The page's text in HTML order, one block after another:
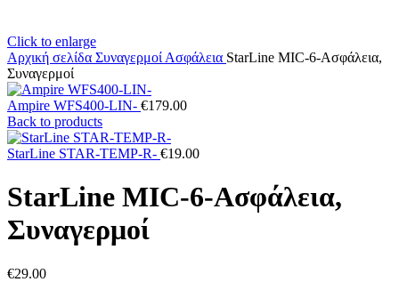
Click to enlarge
Αρχική σελίδα Συναγερμοί Ασφάλεια StarLine MIC-6-Ασφάλεια,
Συναγερμοί
Ampire WFS400-LIN- €179.00
Back to products
StarLine STAR-TEMP-R- €19.00
StarLine MIC-6-Ασφάλεια,
Συναγερμοί
€29.00